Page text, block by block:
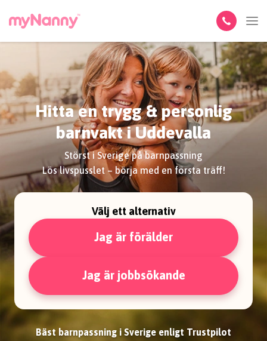
Hitta en trygg & personlig
barnvakt i Uddevalla
Störst i Sverige på barnpassning
Lös livspusslet – börja med en första träff!
Välj ett alternativ
Jag är förälder
Jag är jobbsökande
Bäst barnpassning i Sverige enligt Trustpilot